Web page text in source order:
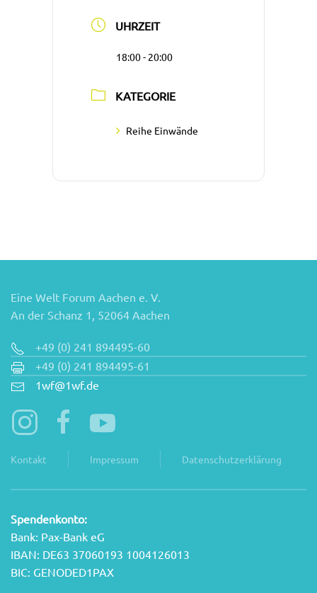
UHRZEIT
18:00 - 20:00
KATEGORIE
Reihe Einwände
Eine Welt Forum Aachen e. V.
An der Schanz 1, 52064 Aachen
+49 (0) 241 894495-60
+49 (0) 241 894495-61
1wf@1wf.de
Kontakt Impressum Datenschutzerklärung
Spendenkonto:
Bank: Pax-Bank eG
IBAN: DE63 37060193 1004126013
BIC: GENODED1PAX